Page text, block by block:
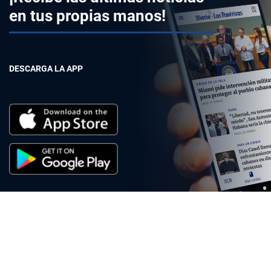
en tus propias manos!
DESCARGA LA APP